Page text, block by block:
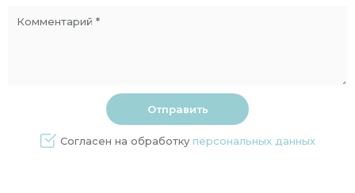
Согласен на обработку персональных данных